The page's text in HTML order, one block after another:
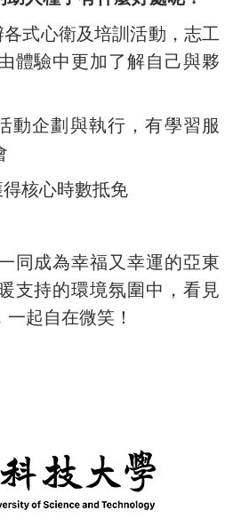
式心衛及培訓活動，志工
體驗中更加了解自己與夥
動企劃與執行，有學習服
核心時數抵免
成為幸福又幸運的亞東
支持的環境氛圍中，看見
起自在微笑！